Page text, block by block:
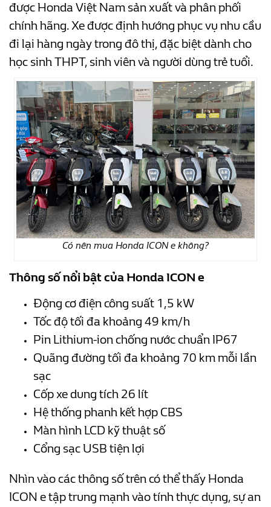
được Honda Việt Nam sản xuất và phân phối
chính hãng. Xe được định hướng phục vụ nhu cầu
đi lại hàng ngày trong đô thị, đặc biệt dành cho
học sinh THPT, sinh viên và người dùng trẻ tuổi.
Có nên mua Honda ICON e không?
Thông số nổi bật của Honda ICON e
Động cơ điện công suất 1,5 kW
Tốc độ tối đa khoảng 49 km/h
Pin Lithium-ion chống nước chuẩn IP67
Quãng đường tối đa khoảng 70 km mỗi lần
sạc
Cốp xe dung tích 26 lít
Hệ thống phanh kết hợp CBS
Màn hình LCD kỹ thuật số
Cổng sạc USB tiện lợi
Nhìn vào các thông số trên có thể thấy Honda
ICON e tập trung mạnh vào tính thực dụng, sự an